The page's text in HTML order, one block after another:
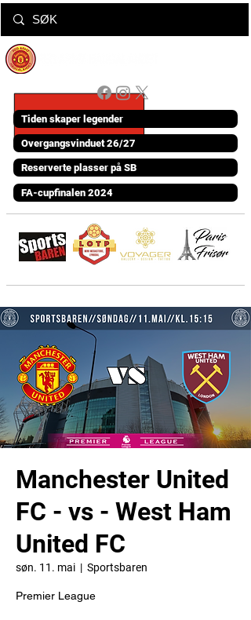
Tiden skaper legender
Overgangsvinduet 26/27
Reserverte plasser på SB
FA-cupfinalen 2024
Manchester United
FC - vs - West Ham
United FC
søn. 11. mai
  |
Sportsbaren
Premier League